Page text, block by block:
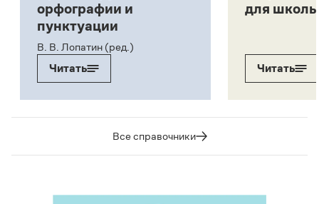
орфографии и
пунктуации
В. В. Лопатин (ред.)
Читать
для
Читать
Все справочники